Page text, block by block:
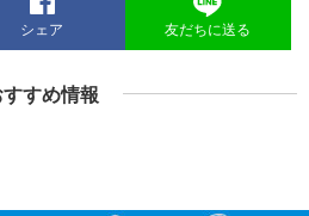
シェア 友だちに送る
すめ情報